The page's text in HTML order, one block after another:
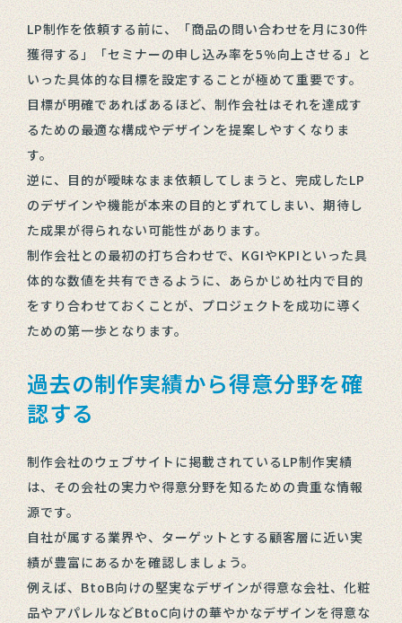
LP制作を依頼する前に、「商品の問い合わせを月に30件
獲得する」「セミナーの申し込み率を5%向上させる」と
いった具体的な目標を設定することが極めて重要です。
目標が明確であればあるほど、制作会社はそれを達成す
るための最適な構成やデザインを提案しやすくなりま
す。
逆に、目的が曖昧なまま依頼してしまうと、完成したLP
のデザインや機能が本来の目的とずれてしまい、期待し
た成果が得られない可能性があります。
制作会社との最初の打ち合わせで、KGIやKPIといった具
体的な数値を共有できるように、あらかじめ社内で目的
をすり合わせておくことが、プロジェクトを成功に導く
ための第一歩となります。
過去の制作実績から得意分野を確
認する
制作会社のウェブサイトに掲載されているLP制作実績
は、その会社の実力や得意分野を知るための貴重な情報
源です。
自社が属する業界や、ターゲットとする顧客層に近い実
績が豊富にあるかを確認しましょう。
例えば、BtoB向けの堅実なデザインが得意な会社、化粧
品やアパレルなどBtoC向けの華やかなデザインを得意な